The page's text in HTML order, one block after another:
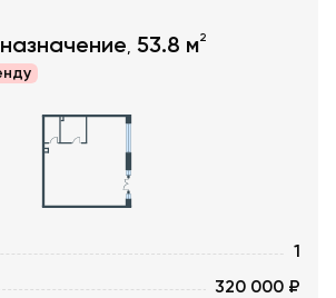
53.8 м2
1
320 000 ₽